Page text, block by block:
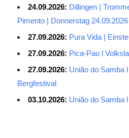
24.09.2026: Dillingen |
Pimento | Donnerstag 24.09.2026
27.09.2026: Pura Vida |
27.09.2026: Pica-Pau l
27.09.2026: União do Samba
Bergfestival
03.10.2026: União do Samba